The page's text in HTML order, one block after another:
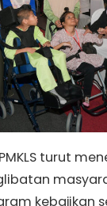
turut
kebajikan